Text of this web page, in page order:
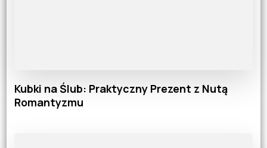
Kubki na Ślub: Praktyczny Prezent z Nutą
Romantyzmu